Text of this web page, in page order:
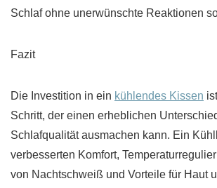
Schlaf ohne unerwünschte Reaktionen
Fazit
Die Investition in ein kühlendes Kissen
Schritt, der einen erheblichen
Schlafqualität ausmachen kann. Ein
verbesserten Komfort,
von Nachtschweiß und Vorteile für Haut